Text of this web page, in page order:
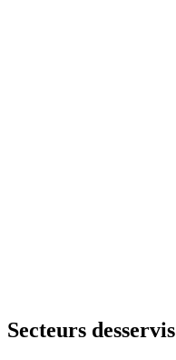
Secteurs desservis